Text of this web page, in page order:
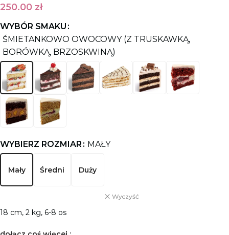
250.00 zł
WYBÓR SMAKU
ŚMIETANKOWO OWOCOWY (Z TRUSKAWKĄ,
BORÓWKĄ, BRZOSKWINĄ)
WYBIERZ ROZMIAR MAŁY
Mały Średni Duży
Wyczyść
18 cm, 2 kg, 6-8 os